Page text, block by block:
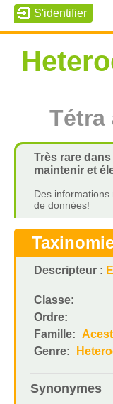
Tétra
Très rare
maintenir et
Des
de données!
Descripteur :
Classe:
Ordre:
Famille:
Genre:
Synonymes